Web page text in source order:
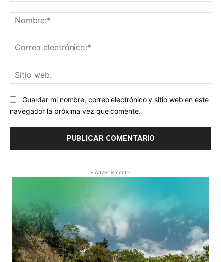
Guardar mi nombre, correo electrónico y sitio web en este
navegador la próxima vez que comente.
- Advertisment -